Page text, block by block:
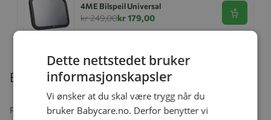
4ME Bilspeil Universal
kr 249,00kr 179,00 Se
Beskrivelse
Praktisk og komfortabel vippestol fra 4ME med vuggefunksjon,
Dette nettstedet bruker
informasjonskapsler
Vi ønsker at du skal være trygg når du
bruker Babycare.no. Derfor benytter vi